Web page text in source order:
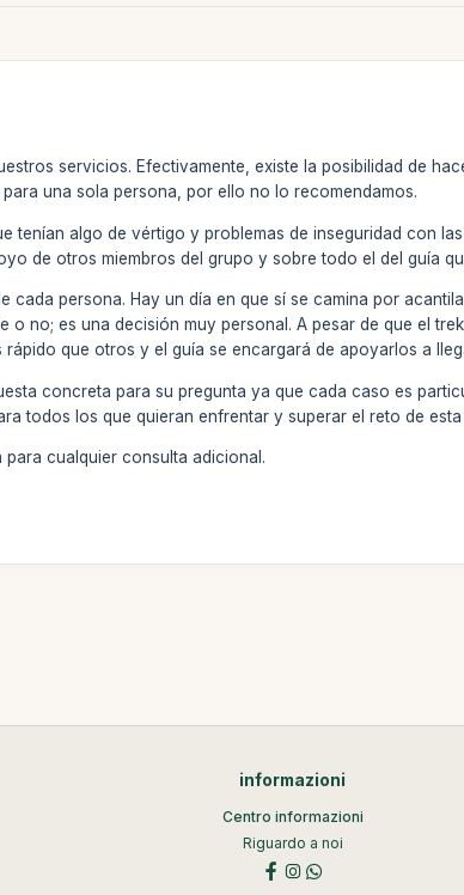
servicios. Efectivamente, existe la posibilidad de
una sola persona, por ello no lo recomendamos.
tenían algo de vértigo y problemas de inseguridad con
de otros miembros del grupo y sobre todo el del guía
cada persona. Hay un día en que sí se camina por
o no; es una decisión muy personal. A pesar de que el
rápido que otros y el guía se encargará de apoyarlos a
concreta para su pregunta ya que cada caso es
todos los que quieran enfrentar y superar el reto de
cualquier consulta adicional.
informazioni
Centro informazioni
Riguardo a noi